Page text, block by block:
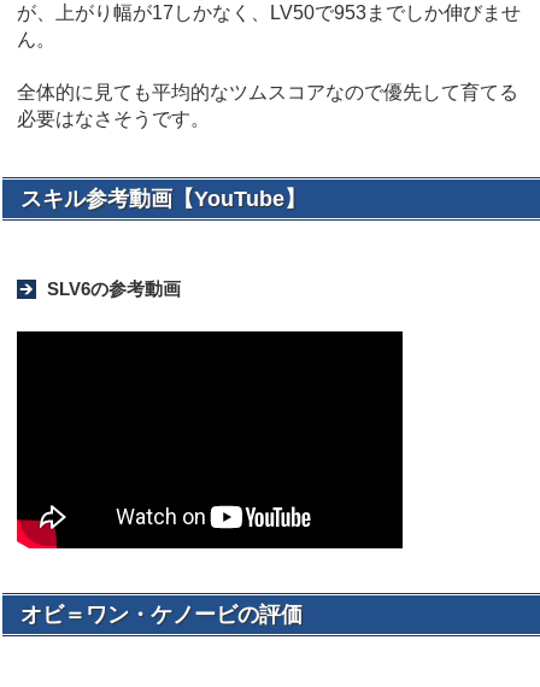
が、上がり幅が17しかなく、LV50で953までしか伸びませ
ん。
全体的に見ても平均的なツムスコアなので優先して育てる
必要はなさそうです。
スキル参考動画【YouTube】
SLV6の参考動画
オビ＝ワン・ケノービの評価